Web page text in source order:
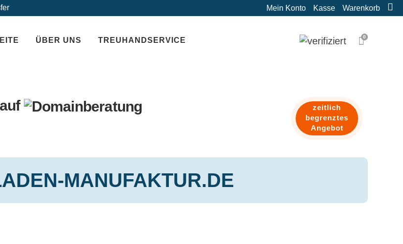
Mein Konto Kasse Warenkorb
0
ÜBER UNS TREUHANDSERVICE
zeitlich
begrenztes
Angebot
MANUFAKTUR.DE